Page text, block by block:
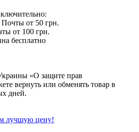
от 50 грн.
от 100 грн.
бесплатно
«О защите прав
вернуть или обменять товар в
дней.
лучшую цену!